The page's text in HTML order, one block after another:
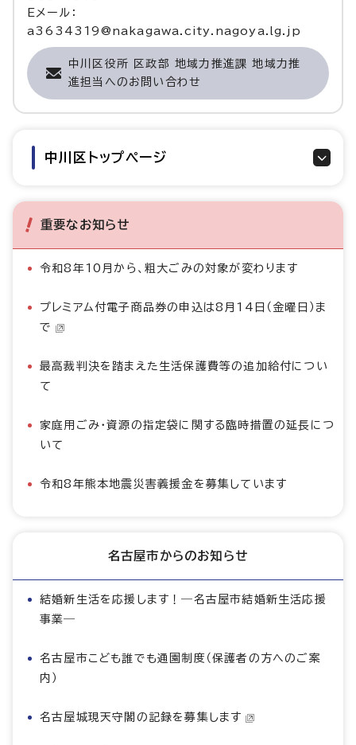
Eメール：
a3634319@nakagawa.city.nagoya.lg.jp
中川区役所 区政部 地域力推進課 地域力推
進担当へのお問い合わせ
中川区トップページ
重要なお知らせ
令和8年10月から、粗大ごみの対象が変わります
プレミアム付電子商品券の申込は8月14日（金曜日）ま
で
最高裁判決を踏まえた生活保護費等の追加給付につい
て
家庭用ごみ・資源の指定袋に関する臨時措置の延長につ
いて
令和8年熊本地震災害義援金を募集しています
名古屋市からのお知らせ
結婚新生活を応援します！―名古屋市結婚新生活応援
事業―
名古屋市こども誰でも通園制度（保護者の方へのご案
内）
名古屋城現天守閣の記録を募集します